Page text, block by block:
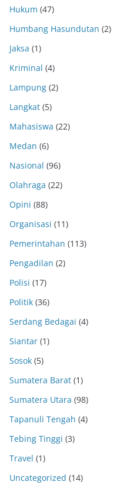
Hukum (47)
Humbang Hasundutan (2)
Jaksa (1)
Kriminal (4)
Lampung (2)
Langkat (5)
Mahasiswa (22)
Medan (6)
Nasional (96)
Olahraga (22)
Opini (88)
Organisasi (11)
Pemerintahan (113)
Pengadilan (2)
Polisi (17)
Politik (36)
Serdang Bedagai (4)
Siantar (1)
Sosok (5)
Sumatera Barat (1)
Sumatera Utara (98)
Tapanuli Tengah (4)
Tebing Tinggi (3)
Travel (1)
Uncategorized (14)